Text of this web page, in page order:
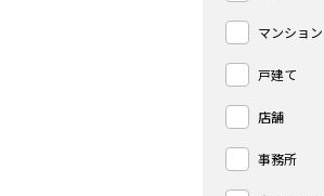
マンション
戸建て
店舗
事務所